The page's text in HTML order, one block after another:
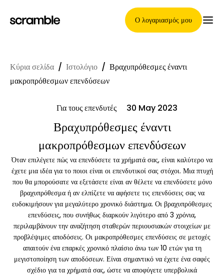
Ο λογαριασμός μου
Κύρια Σελίδα
Όροι ανάθεσης απαιτήσεων
Γκαλερί μαρκών
Επιλογή μάρκας
Υπολογιστές
Κύρια σελίδα / Ιστολόγιο / Βραχυπρόθεσμες έναντι
μακροπρόθεσμων επενδύσεων
Για τους επενδυτές 30 May 2023
Βραχυπρόθεσμες έναντι
μακροπρόθεσμων επενδύσεων
Όταν επιλέγετε πώς να επενδύσετε τα χρήματά σας, είναι καλύτερο να
έχετε μια ιδέα για το ποιοι είναι οι επενδυτικοί σας στόχοι. Μια πτυχή
που θα μπορούσατε να εξετάσετε είναι αν θέλετε να επενδύσετε μόνο
βραχυπρόθεσμα ή αν ελπίζετε να αφήσετε τις επενδύσεις σας να
ευδοκιμήσουν για μεγαλύτερο χρονικό διάστημα. Οι βραχυπρόθεσμες
επενδύσεις, που συνήθως διαρκούν λιγότερο από 3 χρόνια,
περιλαμβάνουν την αναζήτηση σταθερών περιουσιακών στοιχείων με
προβλέψιμες αποδόσεις. Οι μακροπρόθεσμες επενδύσεις σε μετοχές
απαιτούν ένα επαρκές χρονικό πλαίσιο άνω των 10 ετών για τη
μεγιστοποίηση των αποδόσεων. Είναι σημαντικό να έχετε ένα σαφές
σχέδιο για τα χρήματά σας, ώστε να αποφύγετε υπερβολικά